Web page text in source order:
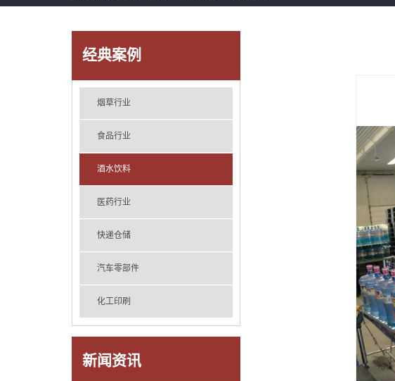
经典案例
烟草行业
食品行业
酒水饮料
医药行业
快递仓储
汽车零部件
化工印刷
新闻资讯